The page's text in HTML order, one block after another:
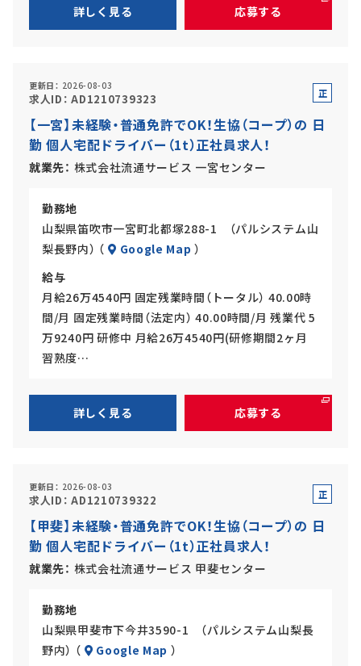
詳しく見る 応募する
更新日 2026-08-03
求人ID AD1210739323
正
員
【一宮】未経験・普通免許でOK！生協（コープ）の 日
勤 個人宅配ドライバー（1t）正社員求人！
就業先 株式会社流通サービス 一宮センター
勤務地
山梨県笛吹市一宮町北都塚288-1 （パルシステム山
梨長野内） （
Google Map ）
給与
月給26万4540円 固定残業時間（トータル） 40.00時
間/月 固定残業時間（法定内） 40.00時間/月 残業代 5
万9240円 研修中 月給26万4540円(研修期間2ヶ月
習熟度…
詳しく見る 応募する
更新日 2026-08-03
求人ID AD1210739322
正
員
【甲斐】未経験・普通免許でOK！生協（コープ）の 日
勤 個人宅配ドライバー（1t）正社員求人！
就業先 株式会社流通サービス 甲斐センター
勤務地
山梨県甲斐市下今井3590-1 （パルシステム山梨長
野内） （
Google Map ）